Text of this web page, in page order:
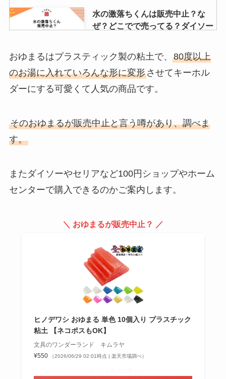
水の激落ちくんは販売中止？な
ぜ？どこでで売ってる？ダイソー
引越し挨拶の粗品はどこで買う？
ニトリ・イオン・ホームセンタ
ー・ダイソー・セリアを調査！
販売終了？売ってない？種類や値
【鍋焼きうどん】アルミ鍋はスー
パーに売ってる？セブンイレブ
ン・ローソンなどコンビニも調
いれいすグッズ売ってる場所は？
アニメイトやヴィレヴァンで買え
おゆまるはプラスティック製の粘土で、 80度以上
のお湯に入れていろんな形に変形させてキーホル
ダーにする可愛くて人気の商品です。
そのおゆまるが販売中止と言う噂があり、調べま
す。
またダイソーやセリアなど100円ショップやホーム
センターで購入できるのかご案内します。
＼ おゆまるが販売中止？ ／
ヒノデワシ おゆまる 単色 10個入り プラスチック
粘土 【ネコポスもOK】
文具のワンダーランド キムラヤ
¥550
（2026/06/29 02:01時点 | 楽天市場調べ）